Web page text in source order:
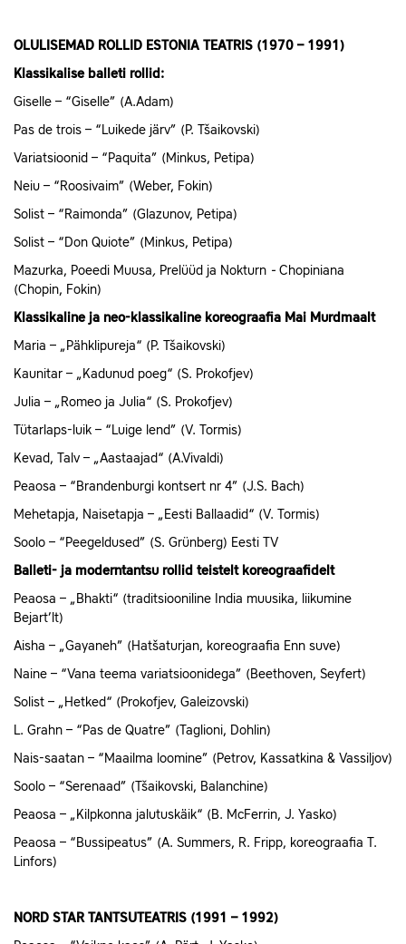
OLULISEMAD ROLLID ESTONIA TEATRIS (1970 – 1991)
Klassikalise balleti rollid:
Giselle – “Giselle” (A.Adam)
Pas de trois – “Luikede järv” (P. Tšaikovski)
Variatsioonid – “Paquita” (Minkus, Petipa)
Neiu – “Roosivaim” (Weber, Fokin)
Solist – “Raimonda” (Glazunov, Petipa)
Solist – “Don Quiote” (Minkus, Petipa)
Mazurka, Poeedi Muusa, Prelüüd ja Nokturn - Chopiniana
(Chopin, Fokin)
Klassikaline ja neo-klassikaline koreograafia Mai Murdmaalt
Maria – „Pähklipureja“ (P. Tšaikovski)
Kaunitar – „Kadunud poeg“ (S. Prokofjev)
Julia – „Romeo ja Julia“ (S. Prokofjev)
Tütarlaps-luik – “Luige lend” (V. Tormis)
Kevad, Talv – „Aastaajad“ (A.Vivaldi)
Peaosa – “Brandenburgi kontsert nr 4” (J.S. Bach)
Mehetapja, Naisetapja – „Eesti Ballaadid“ (V. Tormis)
Soolo – “Peegeldused” (S. Grünberg) Eesti TV
Balleti- ja moderntantsu rollid teistelt koreograafidelt
Peaosa – „Bhakti“ (traditsiooniline India muusika, liikumine
Bejart’lt)
Aisha – „Gayaneh” (Hatšaturjan, koreograafia Enn suve)
Naine – “Vana teema variatsioonidega” (Beethoven, Seyfert)
Solist – „Hetked“ (Prokofjev, Galeizovski)
L. Grahn – “Pas de Quatre” (Taglioni, Dohlin)
Nais-saatan – “Maailma loomine” (Petrov, Kassatkina & Vassiljov)
Soolo – “Serenaad” (Tšaikovski, Balanchine)
Peaosa – „Kilpkonna jalutuskäik“ (B. McFerrin, J. Yasko)
Peaosa – “Bussipeatus” (A. Summers, R. Fripp, koreograafia T.
Linfors)
NORD STAR TANTSUTEATRIS (1991 – 1992)